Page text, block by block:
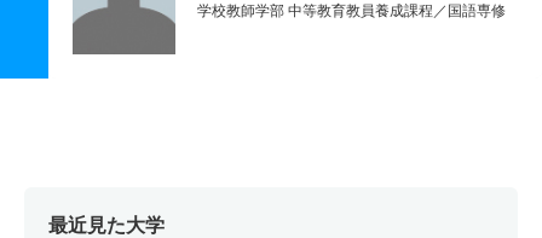
学校教師学部 中等教育教員養成課程／国語専修
最近見た大学